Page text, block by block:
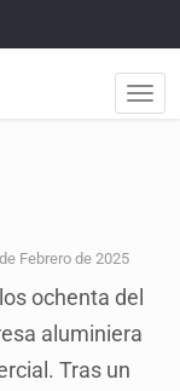
Febrero de 2025
ochenta del
aluminiera
Tras un